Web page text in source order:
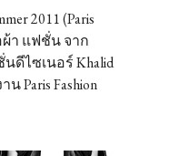
2011 (Paris
ผ้า แฟชั่น จาก
ดีไซเนอร์ Khalid
Paris Fashion